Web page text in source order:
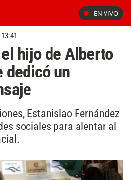
EN VIVO
hijo de Alberto
dedicó un
Estanislao Fernández
sociales para alentar al